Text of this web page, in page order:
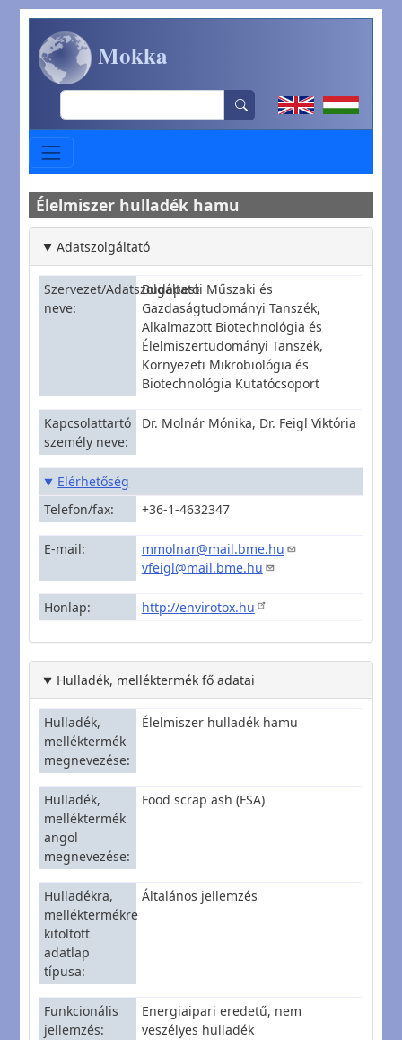
Ugrás a tartalomra
Mokka
Search
Élelmiszer hulladék hamu
Adatszolgáltató
Szervezet/Adatszolgáltató
neve
Budapesti Műszaki és
Gazdaságtudományi Tanszék,
Alkalmazott Biotechnológia és
Élelmiszertudományi Tanszék,
Környezeti Mikrobiológia és
Biotechnológia Kutatócsoport
Kapcsolattartó
személy neve
Dr. Molnár Mónika, Dr. Feigl Viktória
Elérhetőség
Telefon/fax
+36-1-4632347
E-mail
mmolnar@mail.bme.hu
vfeigl@mail.bme.hu
Honlap http://envirotox.hu
Hulladék, melléktermék fő adatai
Hulladék,
melléktermék
megnevezése
Élelmiszer hulladék hamu
Hulladék,
melléktermék
angol
megnevezése
Food scrap ash (FSA)
Hulladékra,
melléktermékre
kitöltött
adatlap
típusa
Általános jellemzés
Funkcionális
jellemzés
Energiaipari eredetű, nem
veszélyes hulladék